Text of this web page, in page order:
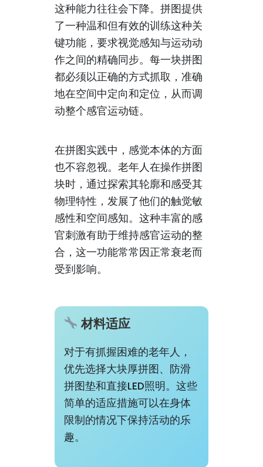
这种能力往往会下降。拼图提供
了一种温和但有效的训练这种关
键功能，要求视觉感知与运动动
作之间的精确同步。每一块拼图
都必须以正确的方式抓取，准确
地在空间中定向和定位，从而调
动整个感官运动链。
在拼图实践中，感觉本体的方面
也不容忽视。老年人在操作拼图
块时，通过探索其轮廓和感受其
物理特性，发展了他们的触觉敏
感性和空间感知。这种丰富的感
官刺激有助于维持感官运动的整
合，这一功能常常因正常衰老而
受到影响。
材料适应
对于有抓握困难的老年人，
优先选择大块厚拼图、防滑
拼图垫和直接LED照明。这些
简单的适应措施可以在身体
限制的情况下保持活动的乐
趣。